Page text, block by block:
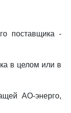
поставщика -
в целом или в
АО-энерго,